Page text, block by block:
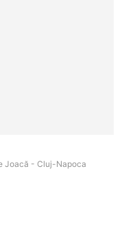
Joacă - Cluj-Napoca